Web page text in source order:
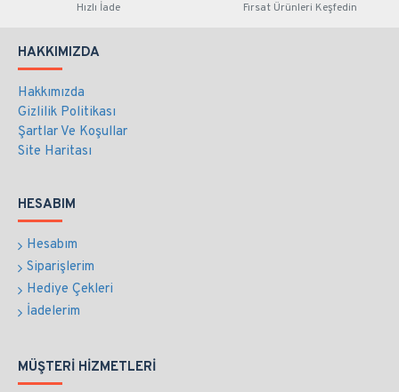
Hızlı İade Fırsat Ürünleri Keşfedin
HAKKIMIZDA
Hakkımızda
Gizlilik Politikası
Şartlar Ve Koşullar
Site Haritası
HESABIM
Hesabım
Siparişlerim
Hediye Çekleri
İadelerim
MÜŞTERI HIZMETLERI